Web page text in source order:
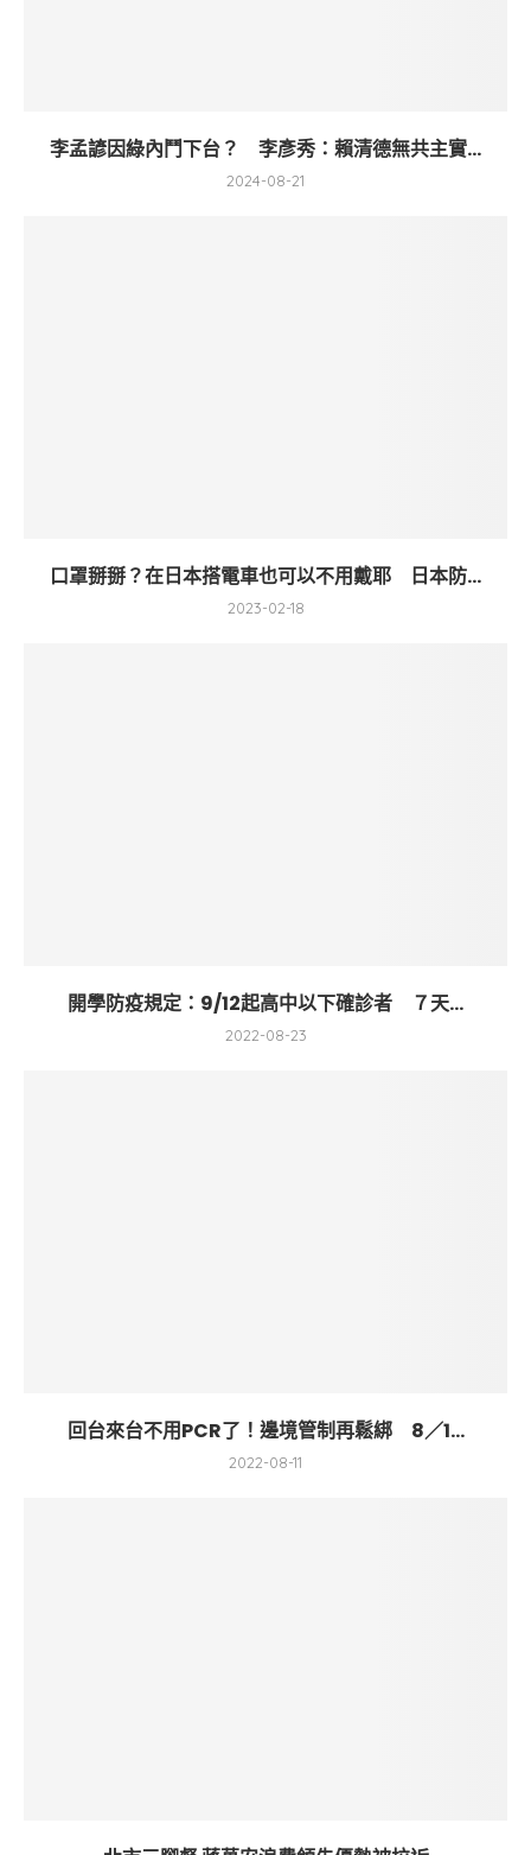
李孟諺因綠內鬥下台？ 李彥秀：賴清德無共主實...
2024-08-21
口罩掰掰？在日本搭電車也可以不用戴耶 日本防...
2023-02-18
開學防疫規定：9/12起高中以下確診者 ７天...
2022-08-23
回台來台不用PCR了！邊境管制再鬆綁 8／1...
2022-08-11